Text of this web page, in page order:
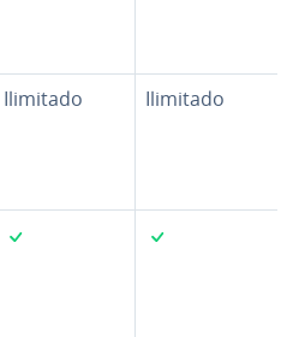
Ilimitado Ilimitado